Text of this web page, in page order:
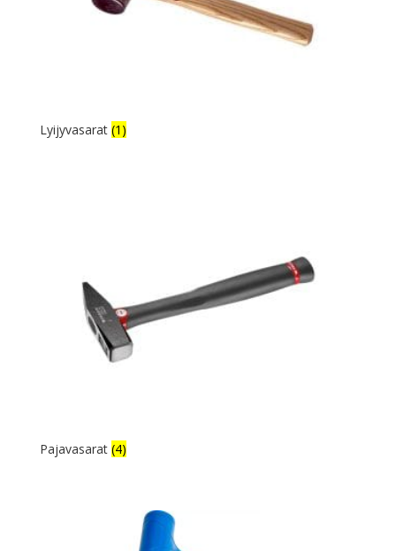
Lyijyvasarat (1)
Pajavasarat (4)